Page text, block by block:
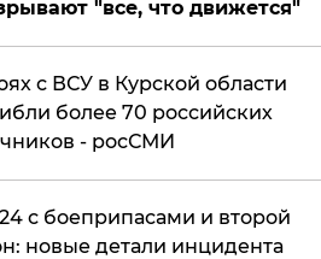
"все, что движется"
с ВСУ в Курской области
более 70 российских
- росСМИ
с боеприпасами и второй
новые детали инцидента